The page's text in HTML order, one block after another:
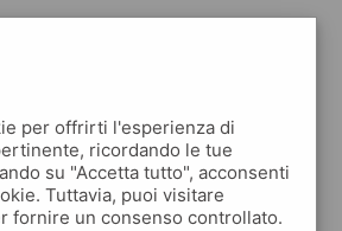
montelupo albese
cielo
sereno
29°
29° min32° max
45 % 1.77 km/h 3 %
per offrirti l'esperienza di
ricordando le tue
su "Accetta tutto", acconsenti
Tuttavia, puoi visitare
fornire un consenso controllato.